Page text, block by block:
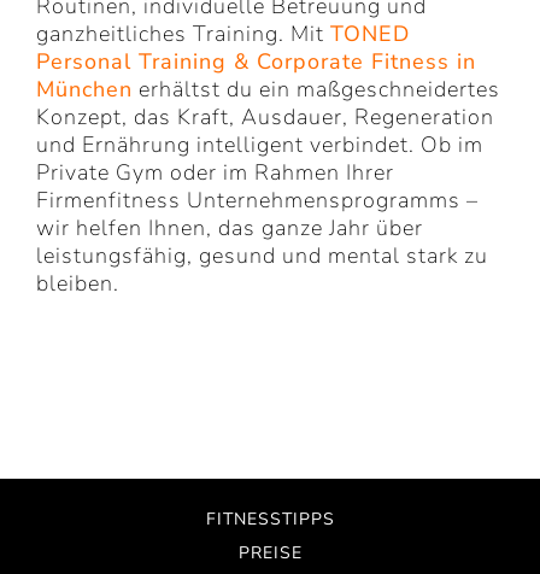
Routinen, individuelle Betreuung und
ganzheitliches Training. Mit TONED
Personal Training & Corporate Fitness in
München erhältst du ein maßgeschneidertes
Konzept, das Kraft, Ausdauer, Regeneration
und Ernährung intelligent verbindet. Ob im
Private Gym oder im Rahmen Ihrer
Firmenfitness Unternehmensprogramms –
wir helfen Ihnen, das ganze Jahr über
leistungsfähig, gesund und mental stark zu
bleiben.
FITNESSTIPPS
PREISE